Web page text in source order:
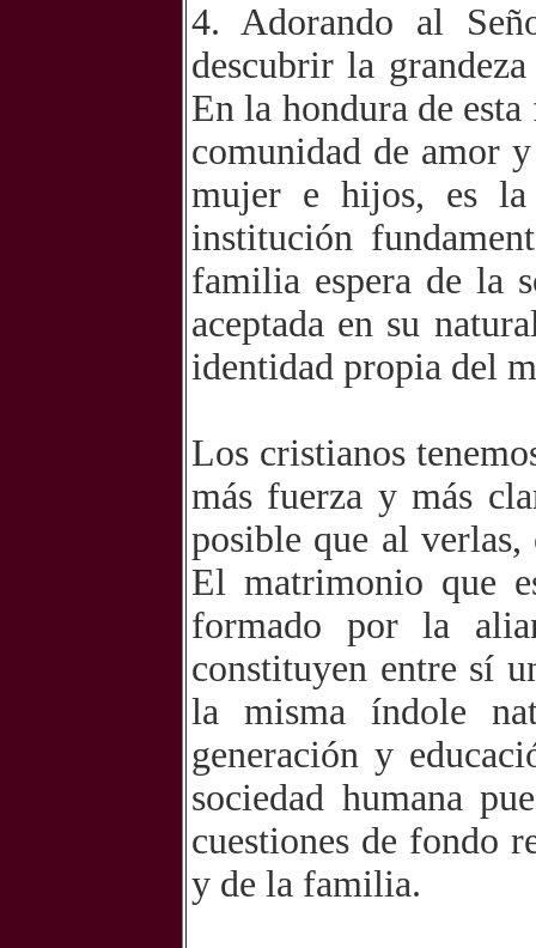
4. Adorando al
descubrir la
En la hondura de
comunidad de amor
mujer e hijos, es la
institución
familia espera de la
aceptada en su
identidad propia del
Los cristianos
más fuerza y más
posible que al
El matrimonio que
formado por la
constituyen entre sí
la misma índole
generación y
sociedad humana
cuestiones de fondo
y de la familia.